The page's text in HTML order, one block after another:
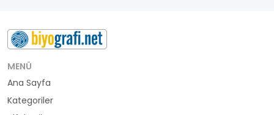
buluş
bürokrat
büyükelçi
MENÜ
Ana Sayfa
Kategoriler